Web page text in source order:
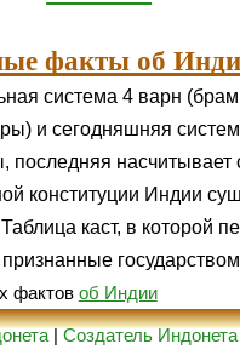
факты об
система 4 варн
и сегодняшняя
последняя насчитывает
конституции Индии
каст, в которой
фактов об Индии
|Создатель Индонета